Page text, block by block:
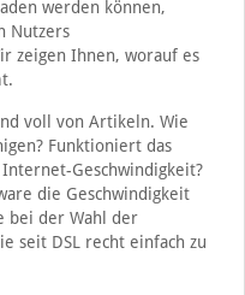
werden können,
Nutzers
zeigen Ihnen, worauf es
voll von Artikeln. Wie
Funktioniert das
Geschwindigkeit?
die Geschwindigkeit
bei der Wahl der
seit DSL recht einfach zu